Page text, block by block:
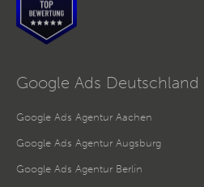
Google Ads Deutschland
Google Ads Agentur Aachen
Google Ads Agentur Augsburg
Google Ads Agentur Berlin